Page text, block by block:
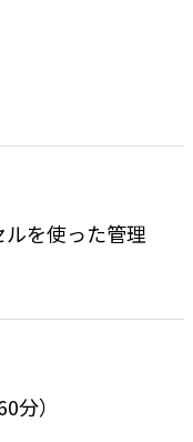
を使った管理
分）